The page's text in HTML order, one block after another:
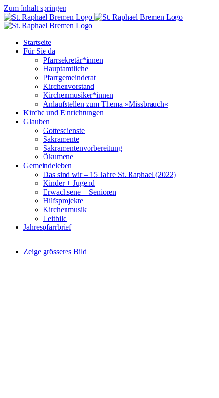
Zum Inhalt springen
Startseite
Für Sie da
Pfarrsekretär*innen
Hauptamtliche
Pfarrgemeinderat
Kirchenvorstand
Kirchenmusiker*innen
Anlaufstellen zum Thema »Missbrauch«
Kirche und Einrichtungen
Glauben
Gottesdienste
Sakramente
Sakramentenvorbereitung
Ökumene
Gemeindeleben
Das sind wir – 15 Jahre St. Raphael (2022)
Kinder + Jugend
Erwachsene + Senioren
Hilfsprojekte
Kirchenmusik
Leitbild
Jahrespfarrbrief
Zeige grösseres Bild